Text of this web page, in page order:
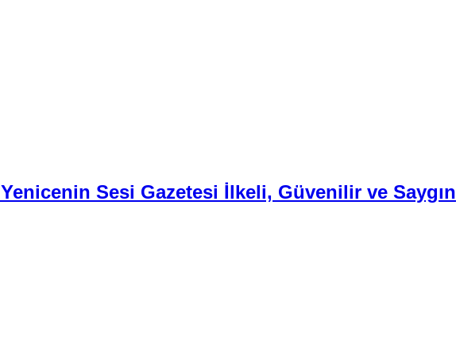
Yenicenin Sesi Gazetesi İlkeli, Güvenilir ve Saygın